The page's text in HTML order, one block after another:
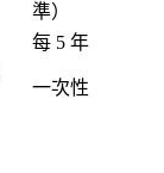
準）
每 5 年
一次性